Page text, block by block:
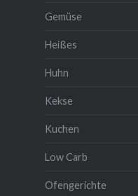
Gemüse
Heißes
Huhn
Kekse
Kuchen
Low Carb
Ofengerichte